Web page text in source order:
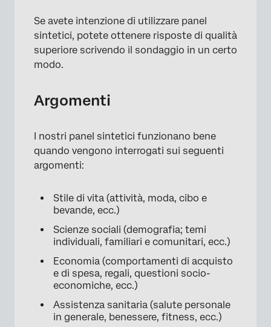
Se avete intenzione di utilizzare panel
sintetici, potete ottenere risposte di qualità
superiore scrivendo il sondaggio in un certo
modo.
Argomenti
I nostri panel sintetici funzionano bene
quando vengono interrogati sui seguenti
argomenti:
Stile di vita (attività, moda, cibo e
bevande, ecc.)
Scienze sociali (demografia; temi
individuali, familiari e comunitari, ecc.)
Economia (comportamenti di acquisto
e di spesa, regali, questioni socio-
economiche, ecc.)
Assistenza sanitaria (salute personale
in generale, benessere, fitness, ecc.)